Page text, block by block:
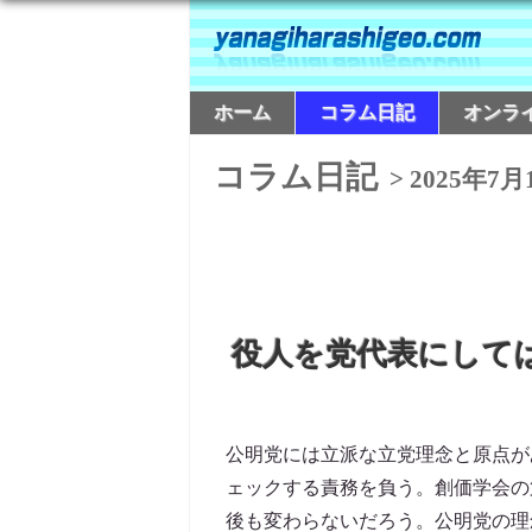
ホーム コラム日記 オンラ
コラム日記> 2025年7月
役人を党代表にして
公明党には立派な立党理念と原点
ェックする責務を負う。創価学会
後も変わらないだろう。公明党の